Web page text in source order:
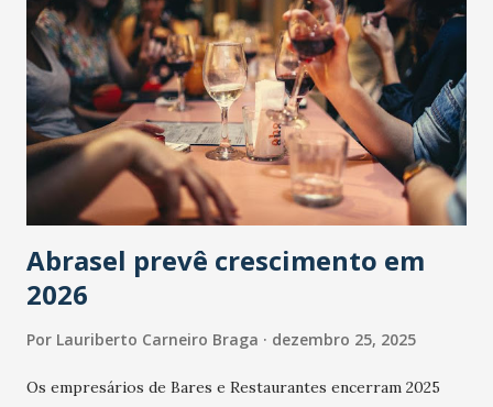
Abrasel prevê crescimento em
2026
Por Lauriberto Carneiro Braga dezembro 25, 2025
Os empresários de Bares e Restaurantes encerram 2025